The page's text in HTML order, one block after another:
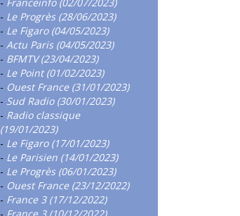
- Le Progrès (28/06/2023)
- Le Figaro (04/05/2023)
- Actu Paris (04/05/2023)
- BFMTV (23/04/2023)
- Le Point (01/02/2023)
- Ouest France (31/01/2023)
- Sud Radio (30/01/2023)
- Radio classique
(19/01/2023)
- Le Figaro (17/01/2023)
- Le Parisien (14/01/2023)
- Le Progrès (06/01/2023)
- Ouest France (23/12/2022)
- France 3 (17/12/2022)